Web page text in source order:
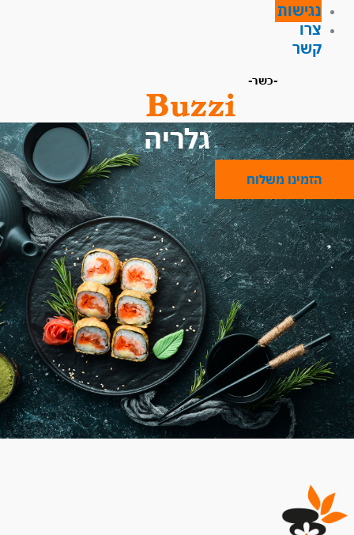
נגישות
צרו
קשר
-כשר-
גלריה
הזמינו משלוח